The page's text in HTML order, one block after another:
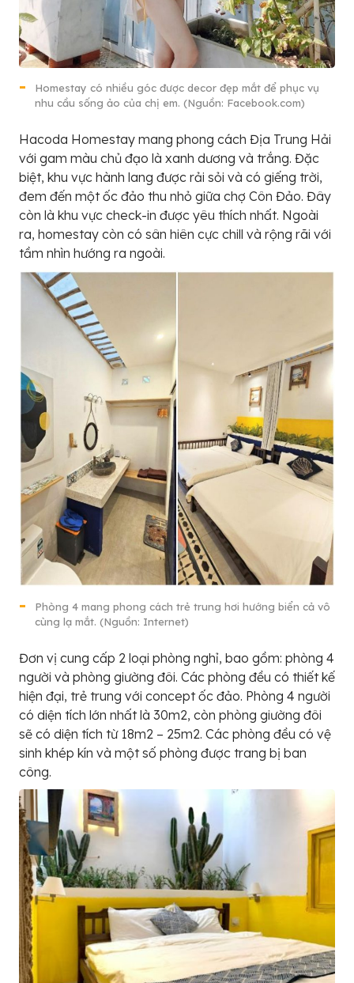
Homestay có nhiều góc được decor đẹp mắt để phục vụ
nhu cầu sống ảo của chị em. (Nguồn: Facebook.com)
Hacoda Homestay mang phong cách Địa Trung Hải
với gam màu chủ đạo là xanh dương và trắng. Đặc
biệt, khu vực hành lang được rải sỏi và có giếng trời,
đem đến một ốc đảo thu nhỏ giữa chợ Côn Đảo. Đây
còn là khu vực check-in được yêu thích nhất. Ngoài
ra, homestay còn có sân hiên cực chill và rộng rãi với
tầm nhìn hướng ra ngoài.
Phòng 4 mang phong cách trẻ trung hơi hướng biển cả vô
cùng lạ mắt. (Nguồn: Internet)
Đơn vị cung cấp 2 loại phòng nghỉ, bao gồm: phòng 4
người và phòng giường đôi. Các phòng đều có thiết kế
hiện đại, trẻ trung với concept ốc đảo. Phòng 4 người
có diện tích lớn nhất là 30m2, còn phòng giường đôi
sẽ có diện tích từ 18m2 – 25m2. Các phòng đều có vệ
sinh khép kín và một số phòng được trang bị ban
công.